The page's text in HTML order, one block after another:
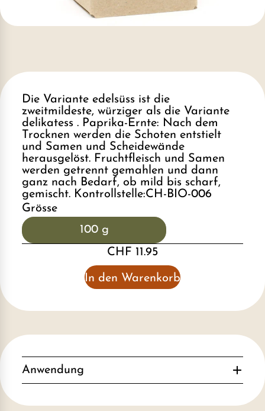
Die Variante edelsüss ist die
zweitmildeste, würziger als die Variante
delikatess . Paprika-Ernte: Nach dem
Trocknen werden die Schoten entstielt
und Samen und Scheidewände
herausgelöst. Fruchtfleisch und Samen
werden getrennt gemahlen und dann
ganz nach Bedarf, ob mild bis scharf,
gemischt. Kontrollstelle:CH-BIO-006
Grösse
100 g
CHF 11.95
In den Warenkorb
Anwendung